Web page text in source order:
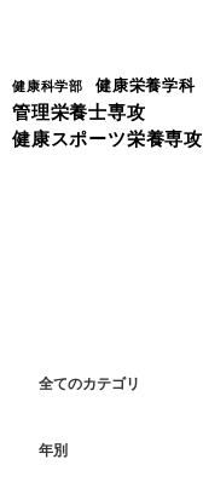
健康科学部 健康栄養学科
管理栄養士専攻
健康スポーツ栄養専攻
全てのカテゴリ
年別